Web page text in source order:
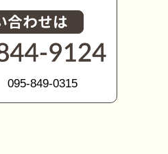
849-0315